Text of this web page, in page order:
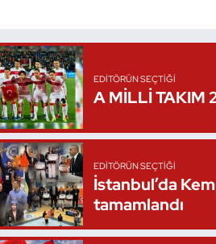
EDITÖRÜN SEÇTIĞI
A MİLLİ TAKIM
EDITÖRÜN SEÇTIĞI
İstanbul’da
tamamlandı